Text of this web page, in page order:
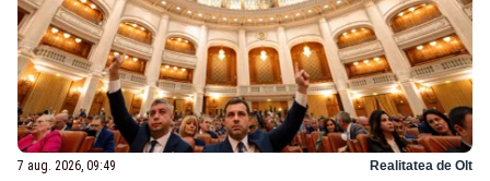
7 aug. 2026, 09:49 Realitatea de Olt